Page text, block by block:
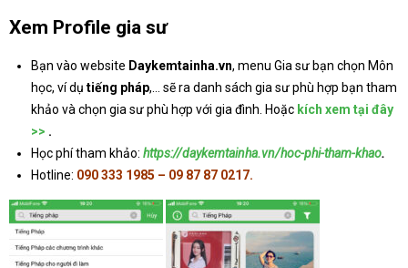
Xem Profile gia sư
Bạn vào website Daykemtainha.vn, menu Gia sư bạn chọn Môn
học, ví dụ tiếng pháp,… sẽ ra danh sách gia sư phù hợp bạn tham
khảo và chọn gia sư phù hợp với gia đình. Hoặc kích xem tại đây
>> .
Học phí tham khảo: https://daykemtainha.vn/hoc-phi-tham-khao.
Hotline: 090 333 1985 – 09 87 87 0217.